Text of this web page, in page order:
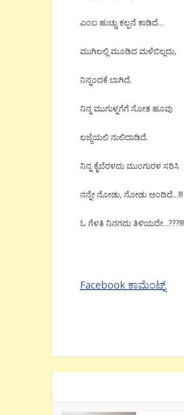
ಎಂಬ ಹುಚ್ಚು ಕಲ್ಪನೆ ಕಾಡಿದೆ…
ಮುಗಿಲಲ್ಲಿ ಮೂಡಿದ ಮಳೆಬಿಲ್ಲದು,
ನಿನ್ನಂದಕೆ ಬಾಗಿದೆ.
ನಿನ್ನ ಮುಗುಳ್ನಗೆಗೆ ಸೋತ ಹೂವು
ಲಜ್ಜೆಯಲಿ ನುಲಿದಾಡಿದೆ.
ನಿನ್ನ ಕೈಬೆರಳದು ಮುಂಗುರಳ ಸರಿಸಿ
ನನ್ನೇ ನೋಡು, ನೋಡು ಅಂದಿದೆ…!!!
ಓ ಗೆಳತಿ ನಿನಗದು ತಿಳಿಯದೇ…???!!!
Facebook ಕಾಮೆಂಟ್ಸ್